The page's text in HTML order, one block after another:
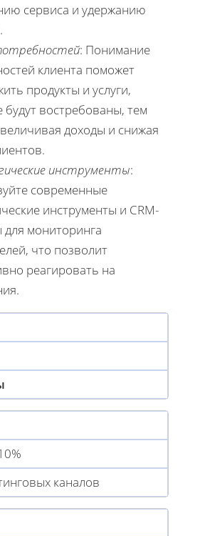
сервиса и удержанию
: Понимание
клиента поможет
продукты и услуги,
будут востребованы, тем
доходы и снижая
инструменты:
современные
инструменты и CRM-
для мониторинга
что позволит
реагировать на
каналов